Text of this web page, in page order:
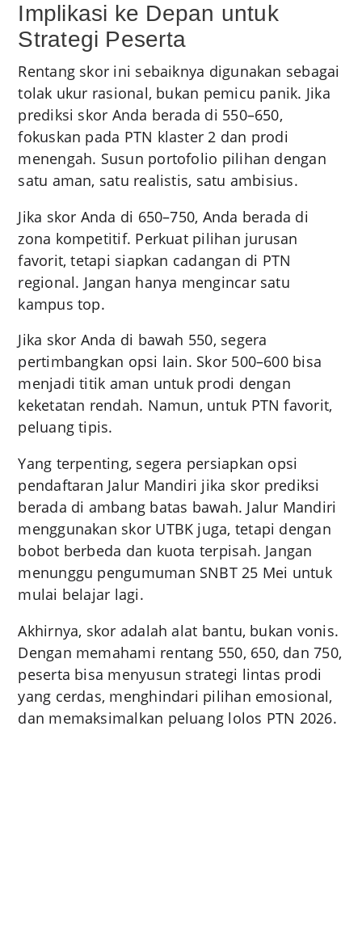
Implikasi ke Depan untuk
Strategi Peserta
Rentang skor ini sebaiknya digunakan sebagai
tolak ukur rasional, bukan pemicu panik. Jika
prediksi skor Anda berada di 550–650,
fokuskan pada PTN klaster 2 dan prodi
menengah. Susun portofolio pilihan dengan
satu aman, satu realistis, satu ambisius.
Jika skor Anda di 650–750, Anda berada di
zona kompetitif. Perkuat pilihan jurusan
favorit, tetapi siapkan cadangan di PTN
regional. Jangan hanya mengincar satu
kampus top.
Jika skor Anda di bawah 550, segera
pertimbangkan opsi lain. Skor 500–600 bisa
menjadi titik aman untuk prodi dengan
keketatan rendah. Namun, untuk PTN favorit,
peluang tipis.
Yang terpenting, segera persiapkan opsi
pendaftaran Jalur Mandiri jika skor prediksi
berada di ambang batas bawah. Jalur Mandiri
menggunakan skor UTBK juga, tetapi dengan
bobot berbeda dan kuota terpisah. Jangan
menunggu pengumuman SNBT 25 Mei untuk
mulai belajar lagi.
Akhirnya, skor adalah alat bantu, bukan vonis.
Dengan memahami rentang 550, 650, dan 750,
peserta bisa menyusun strategi lintas prodi
yang cerdas, menghindari pilihan emosional,
dan memaksimalkan peluang lolos PTN 2026.